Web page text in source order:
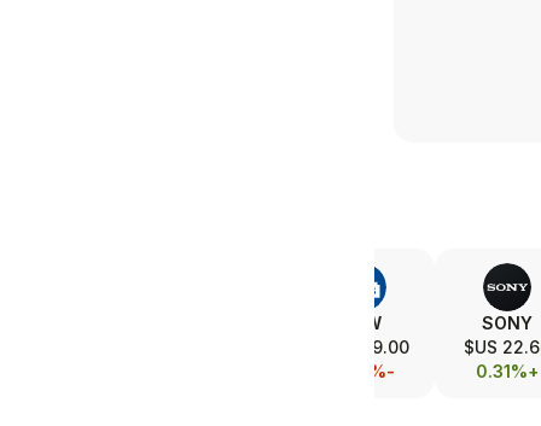
SONY
22.60
+0.31%
LOW
219.00 US$
-0.43%